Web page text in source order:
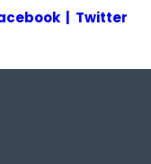
Twitter